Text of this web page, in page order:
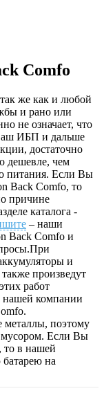
Comfo
же как и любой
и рано или
не означает, что
ИБП и дальше
достаточно
дешевле, чем
питания. Если Вы
Back Comfo, то
причине
каталога -
– наши
Back Comfo и
и
произведут
работ
нашей компании
металлы, поэтому
мусором. Если Вы
то в нашей
на